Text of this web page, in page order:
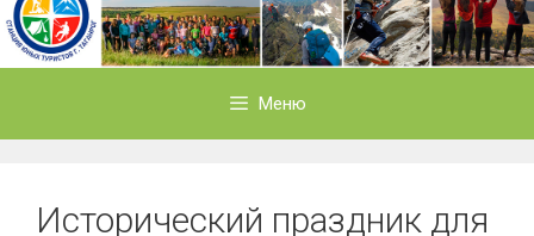
Меню
Исторический праздник для